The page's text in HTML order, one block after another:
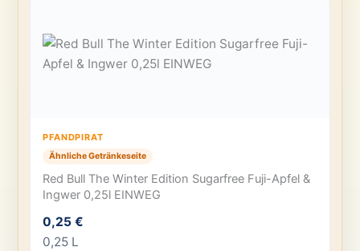
PFANDPIRAT
Ähnliche Getränkeseite
Red Bull The Winter Edition Sugarfree Fuji-Apfel &
Ingwer 0,25l EINWEG
0,25 €
0,25 L